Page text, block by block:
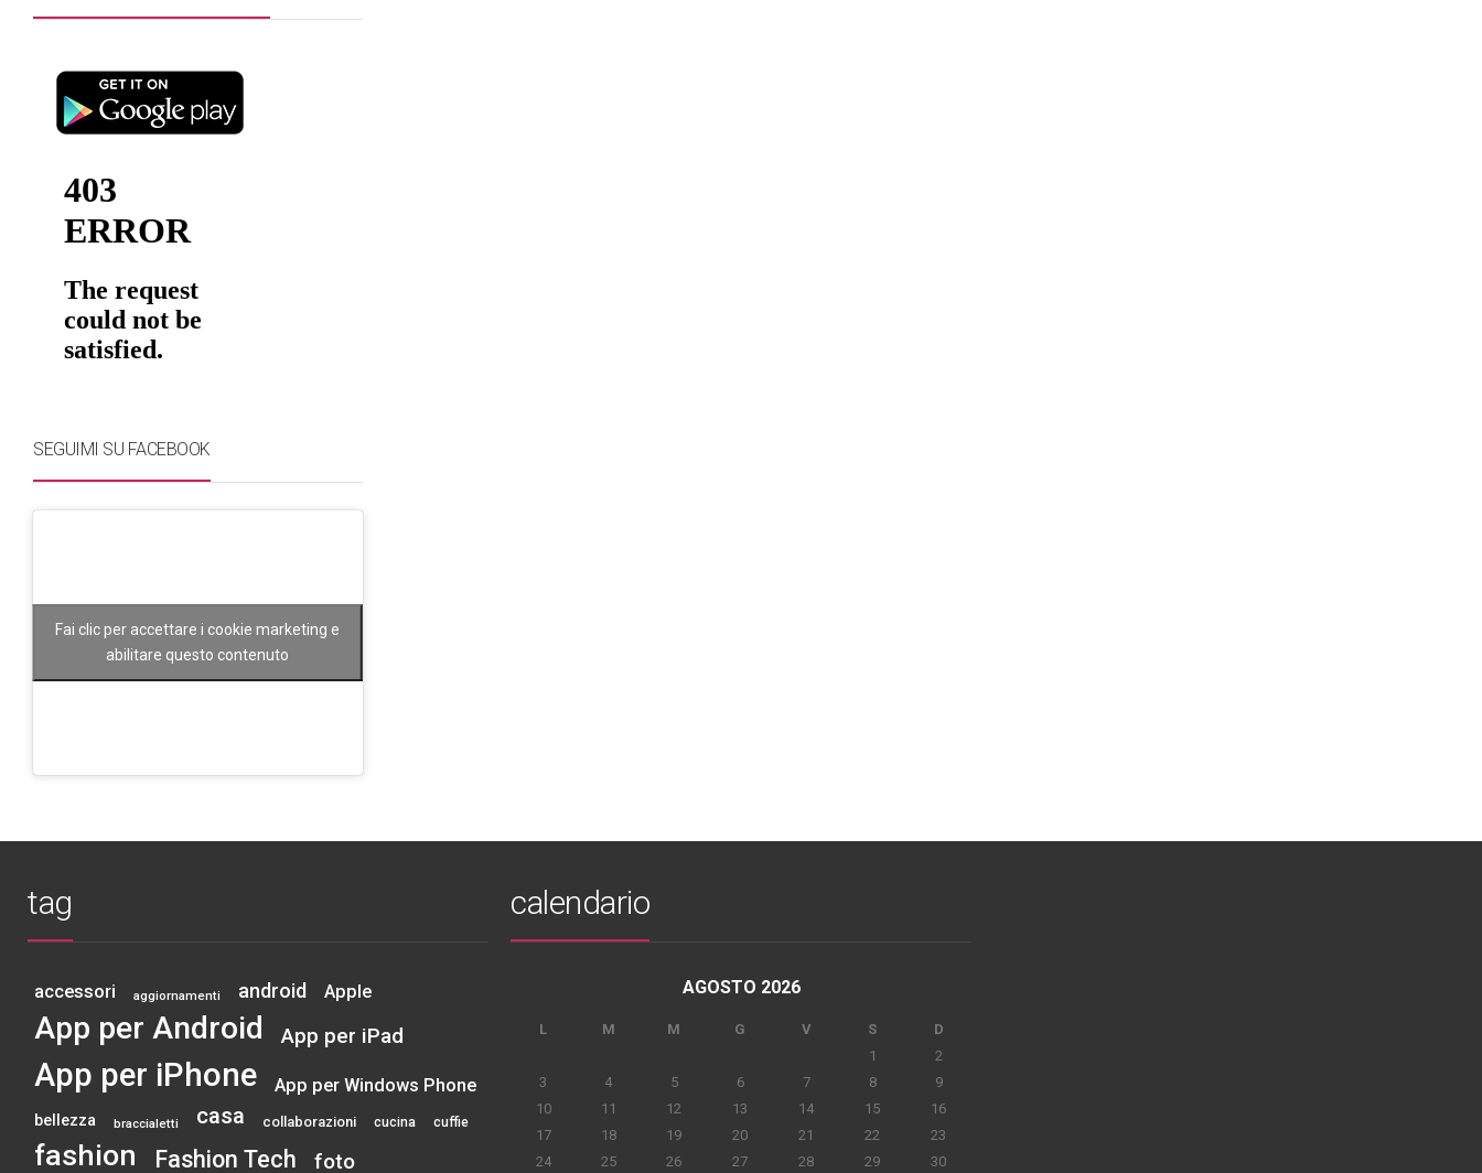
SEGUIMI SU FACEBOOK
Fai clic per accettare i cookie marketing e
abilitare questo contenuto
tag
accessori aggiornamenti android Apple
App per Android App per iPad
App per iPhone App per Windows Phone
bellezza braccialetti casa collaborazioni cucina cuffie
fashion Fashion Tech foto
calendario
AGOSTO 2026
L M M G V S
D
1
2
3
4 5 6 7 8
9
10
11 12 13 14 15
16
17
18 19 20 21 22
23
24
25 26 27 28 29 30